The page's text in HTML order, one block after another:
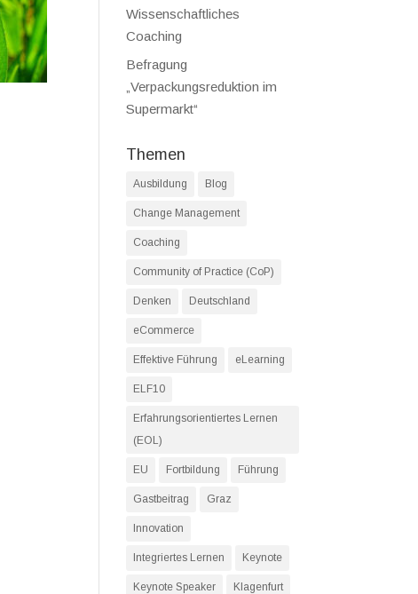
Wissenschaftliches
Coaching
Befragung
„Verpackungsreduktion im
Supermarkt“
Themen
Ausbildung Blog
Change Management
Coaching
Community of Practice (CoP)
Denken Deutschland
eCommerce
Effektive Führung eLearning
ELF10
Erfahrungsorientiertes Lernen
(EOL)
EU Fortbildung Führung
Gastbeitrag Graz
Innovation
Integriertes Lernen Keynote
Keynote Speaker Klagenfurt